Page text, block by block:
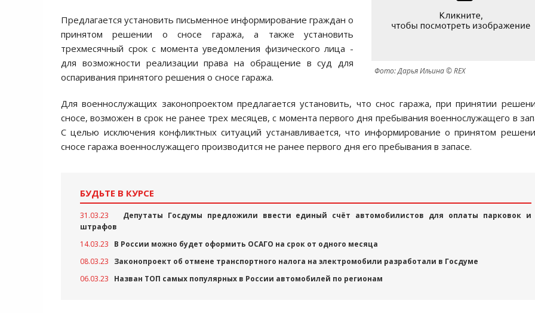
Фото: Дарья Ильина © REX
Предлагается установить письменное информирование граждан о
принятом решении о сносе гаража, а также установить
трехмесячный срок с момента уведомления физического лица -
для возможности реализации права на обращение в суд для
оспаривания принятого решения о сносе гаража.
Для военнослужащих законопроектом предлагается установить, что снос гаража, при принятии
сносе, возможен в срок не ранее трех месяцев, с момента первого дня пребывания военнослужащего в
С целью исключения конфликтных ситуаций устанавливается, что информирование о принятом
сносе гаража военнослужащего производится не ранее первого дня его пребывания в запасе.
БУДЬТЕ В КУРСЕ
31.03.23
Депутаты Госдумы предложили ввести единый счёт автомобилистов для оплаты парковок и
штрафов
14.03.23
В России можно будет оформить ОСАГО на срок от одного месяца
08.03.23
Законопроект об отмене транспортного налога на электромобили разработали в Госдуме
06.03.23
Назван ТОП самых популярных в России автомобилей по регионам